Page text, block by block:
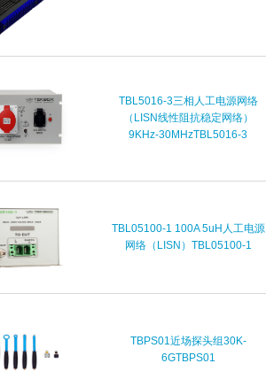
TBL5016-3三相人工电源网络
（LISN线性阻抗稳定网络）
9KHz-30MHzTBL5016-3
TBL05100-1 100A 5uH人工电源
网络（LISN）TBL05100-1
TBPS01近场探头组30K-
6GTBPS01